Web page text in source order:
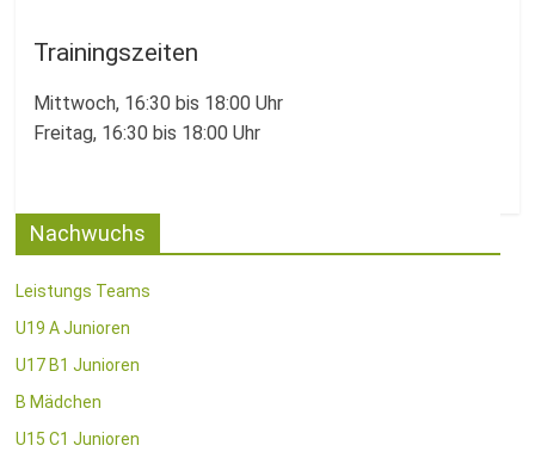
Trainingszeiten
Mittwoch, 16:30 bis 18:00 Uhr
Freitag, 16:30 bis 18:00 Uhr
Nachwuchs
Leistungs Teams
U19 A Junioren
U17 B1 Junioren
B Mädchen
U15 C1 Junioren